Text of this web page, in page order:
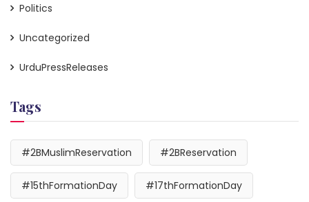
Politics
Uncategorized
UrduPressReleases
Tags
#2BMuslimReservation #2BReservation
#15thFormationDay #17thFormationDay